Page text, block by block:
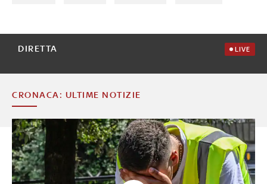
DIRETTA LIVE
CRONACA: ULTIME NOTIZIE